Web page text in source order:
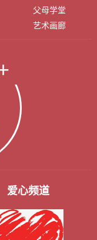
父母学堂
艺术画廊
爱心频道